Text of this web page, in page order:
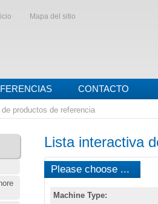
Mapa del sitio
CONTACTO
de productos de referencia
Lista interactiva
Please choose ...
Machine Type: